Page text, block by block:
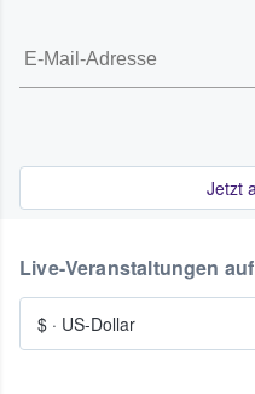
Jetzt
Live-Veranstaltungen
$ · US-Dollar